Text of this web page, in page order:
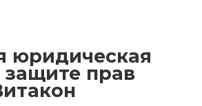
юридическая
прав